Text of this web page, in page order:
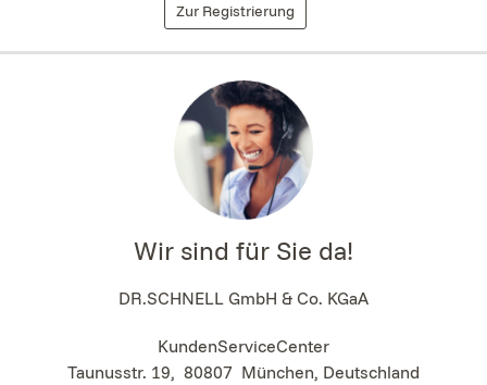
Zur Registrierung
Wir sind für Sie da!
DR.SCHNELL GmbH & Co. KGaA
KundenServiceCenter
Taunusstr. 19, 80807 München, Deutschland